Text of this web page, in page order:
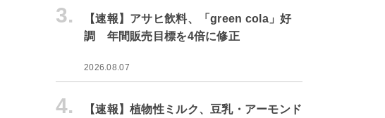
3.
【速報】アサヒ飲料、「green cola」好
調 年間販売目標を4倍に修正
2026.08.07
4.
【速報】植物性ミルク、豆乳・アーモンド